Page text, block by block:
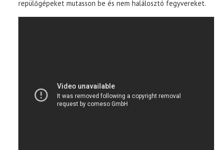
repülőgépeket mutasson be és nem halálosztó fegyvereket.